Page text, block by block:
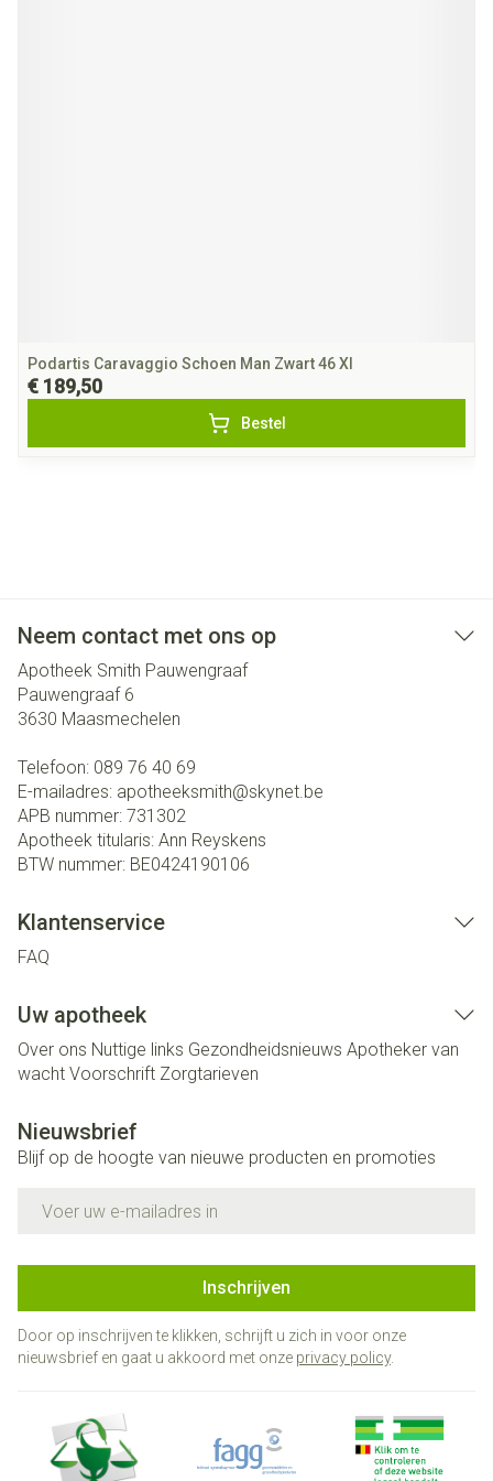
Podartis Caravaggio Schoen Man Zwart 46 Xl
€ 189,50
Bestel
Neem contact met ons op
Apotheek Smith Pauwengraaf
Pauwengraaf 6
3630 Maasmechelen
Telefoon: 089 76 40 69
E-mailadres: apotheeksmith@skynet.be
APB nummer: 731302
Apotheek titularis: Ann Reyskens
BTW nummer: BE0424190106
Klantenservice
FAQ
Uw apotheek
Over ons Nuttige links Gezondheidsnieuws Apotheker van
wacht Voorschrift Zorgtarieven
Nieuwsbrief
Blijf op de hoogte van nieuwe producten en promoties
Inschrijven
Door op inschrijven te klikken, schrijft u zich in voor onze
nieuwsbrief en gaat u akkoord met onze privacy policy.